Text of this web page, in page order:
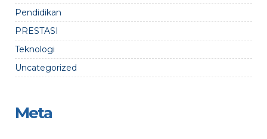
Pendidikan
PRESTASI
Teknologi
Uncategorized
Meta